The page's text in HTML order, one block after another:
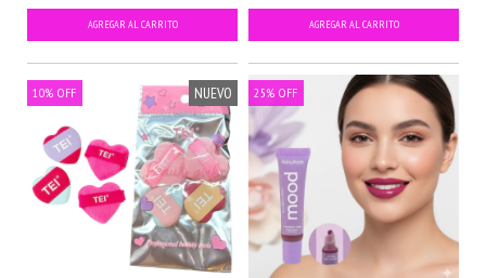
10% OFF NUEVO 25% OFF